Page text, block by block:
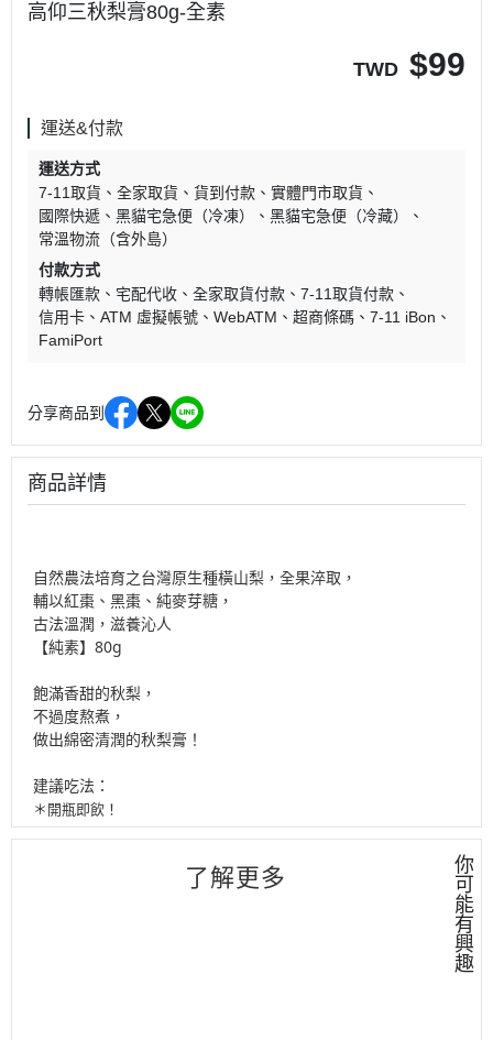
高仰三秋梨膏80g-全素
TWD $99
運送&付款
運送方式
7-11取貨
全家取貨 貨到付款
實體門市取貨
國際快遞
黑貓宅急便（冷凍）
黑貓宅急便（冷藏）
常溫物流（含外島）
付款方式
轉帳匯款
宅配代收 全家取貨付款
7-11取貨付款
信用卡
ATM 虛擬帳號 WebATM 超商條碼
7-11 iBon
FamiPort
分享商品到
商品詳情
自然農法培育之台灣原生種橫山梨，全果淬取，
輔以紅棗、黑棗、純麥芽糖，
古法溫潤，滋養沁人
【純素】80g
飽滿香甜的秋梨，
不過度熬煮，
做出綿密清潤的秋梨膏！
建議吃法：
＊開瓶即飲 ！
了解更多
你
可
能
有
興
趣